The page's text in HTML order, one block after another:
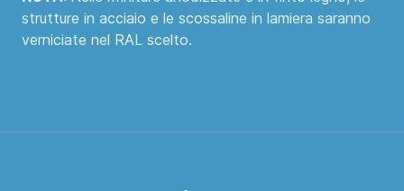
strutture in acciaio e le scossaline in lamiera saranno
verniciate nel RAL scelto.